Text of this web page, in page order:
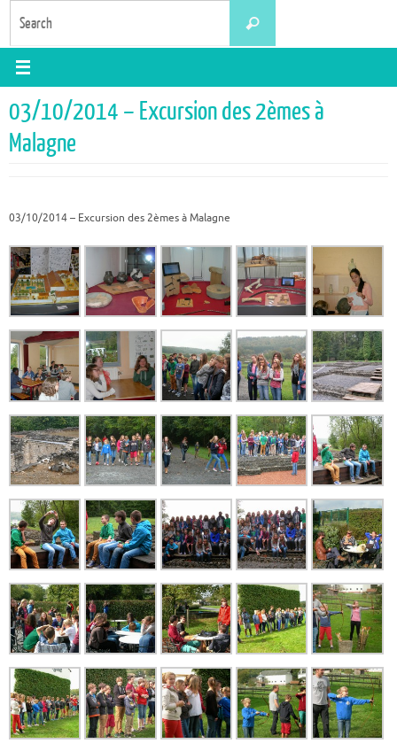
Search
03/10/2014 – Excursion des 2èmes à
Malagne
03/10/2014 – Excursion des 2èmes à Malagne